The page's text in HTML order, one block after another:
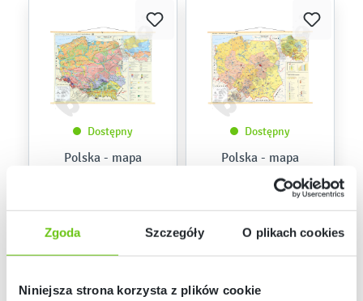
Zgoda Szczegóły O plikach cookies
Niniejsza strona korzysta z plików cookie
Dostępny
Polska - mapa
319,90 zł
Dostępny
Polska - mapa
przemysłu i
energetyki (stan na
137211
299,90 zł